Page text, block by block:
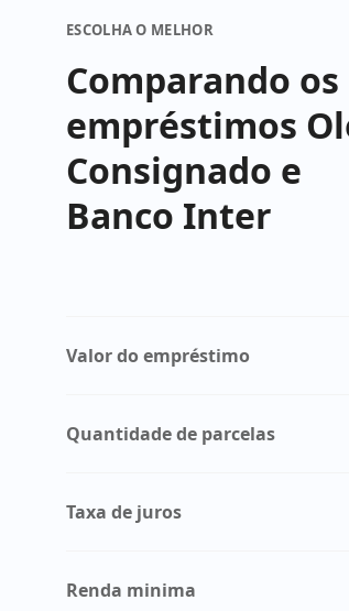
ESCOLHA O MELHOR
Comparando os
empréstimos
Consignado e
Banco Inter
Valor do empréstimo
Quantidade de parcelas
Taxa de juros
Renda minima